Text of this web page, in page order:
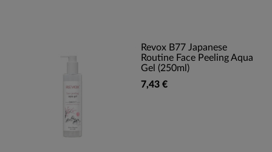
Revox B77 Japanese
Routine Face Peeling Aqua
Gel (250ml)
7,43 €